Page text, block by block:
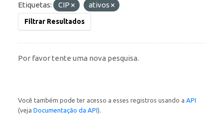
Etiquetas:
CIP ativos
Filtrar Resultados
Por favor tente uma nova pesquisa.
Você também pode ter acesso a esses registros usando a API
(veja Documentação da API).